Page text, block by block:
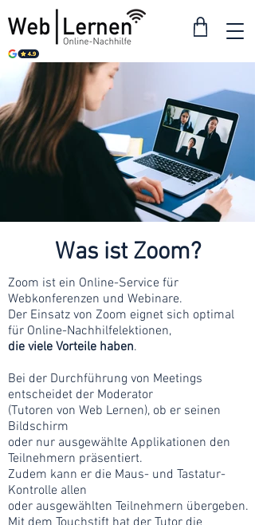
Was ist Zoom?
Zoom ist ein Online-Service für
Webkonferenzen und Webinare.
Der Einsatz von Zoom eignet sich optimal
für Online-Nachhilfelektionen,
die viele Vorteile haben.
Bei der Durchführung von Meetings
entscheidet der Moderator
(Tutoren von Web Lernen), ob er seinen
Bildschirm
oder nur ausgewählte Applikationen den
Teilnehmern präsentiert.
Zudem kann er die Maus- und Tastatur-
Kontrolle allen
oder ausgewählten Teilnehmern übergeben.